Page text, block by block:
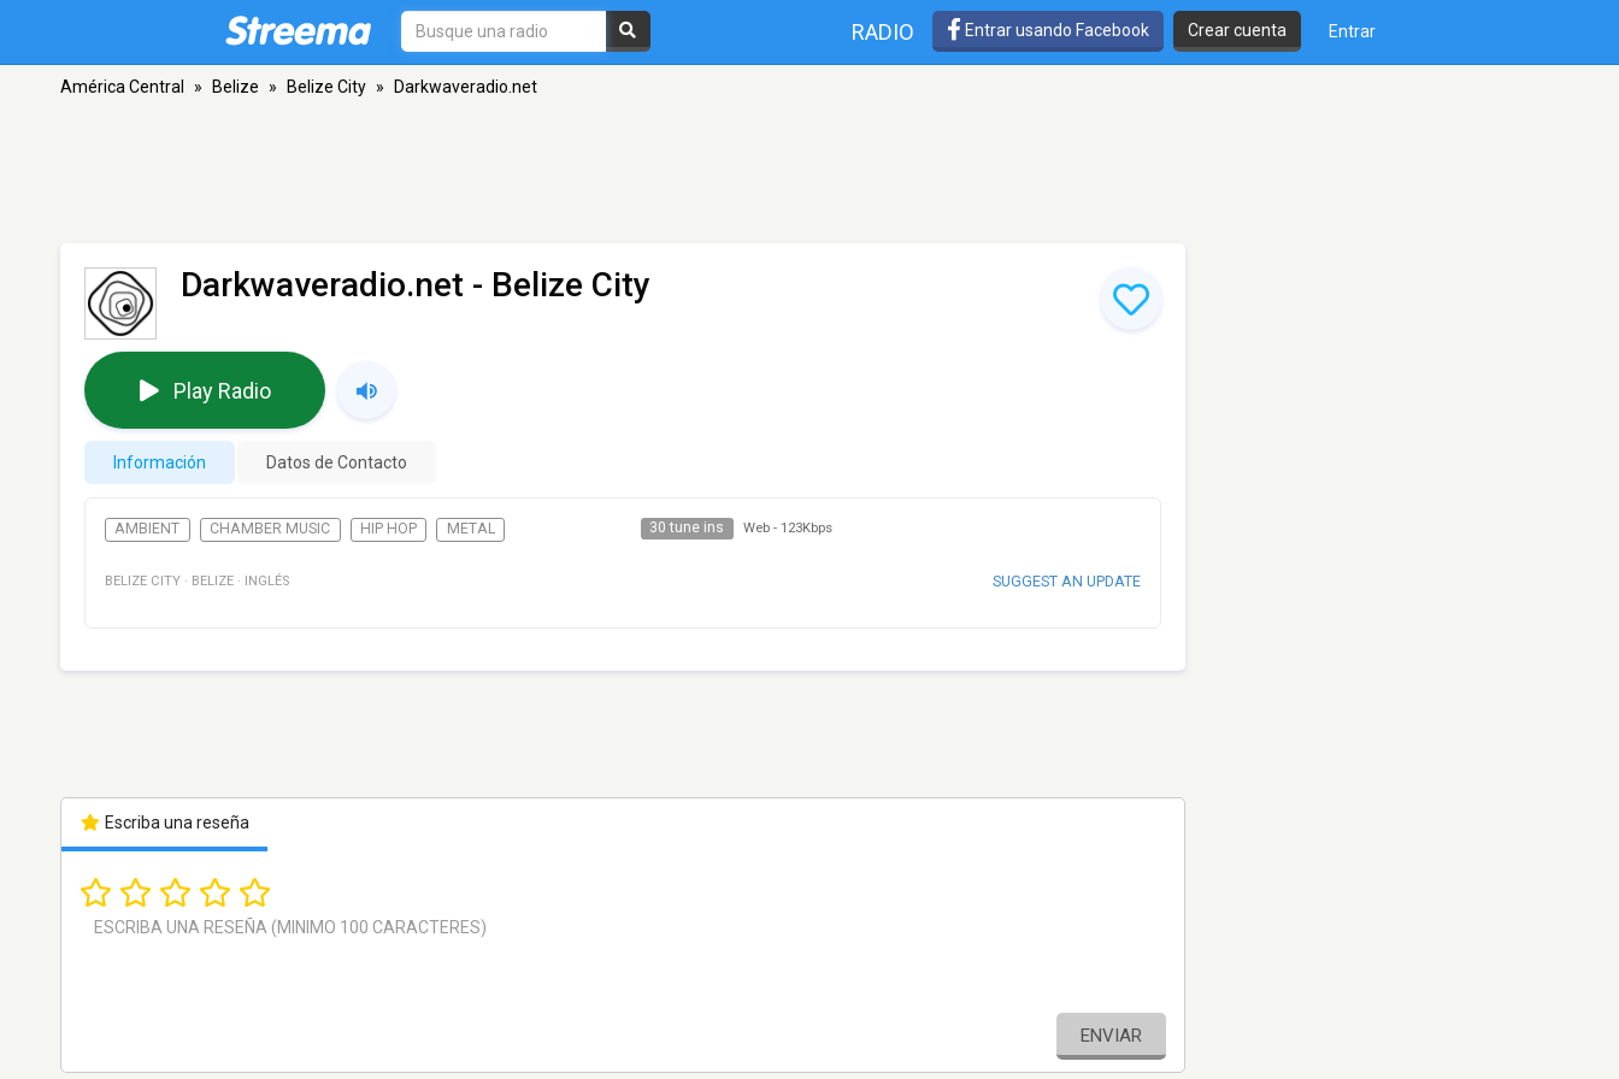
RADIO Entrar usando Facebook Crear cuenta Entrar
América Central » Belize » Belize City » Darkwaveradio.net
Darkwaveradio.net - Belize City
Play Radio
Información Datos de Contacto
AMBIENT CHAMBER MUSIC HIP HOP METAL 30 tune ins Web - 123Kbps
BELIZE CITY · BELIZE · INGLÉS SUGGEST AN UPDATE
Escriba una reseña
ENVIAR